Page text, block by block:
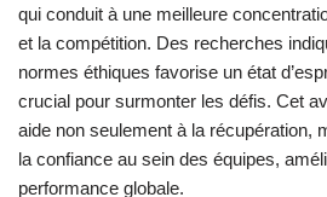
qui conduit à une meilleure
et la compétition. Des recherches
normes éthiques favorise un état
crucial pour surmonter les défis. Cet
aide non seulement à la récupération,
la confiance au sein des équipes,
performance globale.